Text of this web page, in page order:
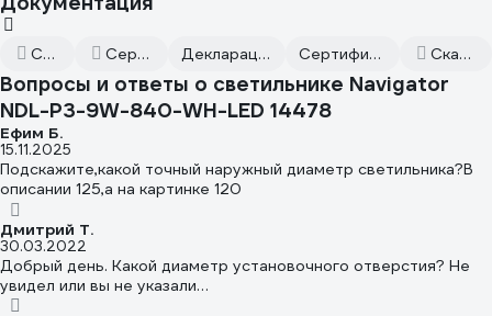
Сертификат дилера Сертификаты соответствия Декларация о соответствии от 2022.12.15 Сертификат соответствия от 2022.12.14 Скачать всю документацию
Вопросы и ответы о светильнике Navigator
NDL-P3-9W-840-WH-LED 14478
Ефим Б.
15.11.2025
Подскажите,какой точный наружный диаметр светильника?В
описании 125,а на картинке 120
Дмитрий Т.
30.03.2022
Добрый день. Какой диаметр установочного отверстия? Не
увидел или вы не указали…